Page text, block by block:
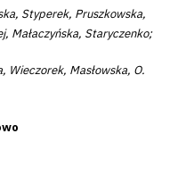
Styperek, Pruszkowska,
Małaczyńska, Staryczenko;
Wieczorek, Masłowska, O.